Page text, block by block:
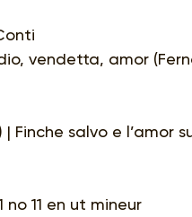
vendetta, amor
| Finche salvo e l’amor
11 en ut mineur